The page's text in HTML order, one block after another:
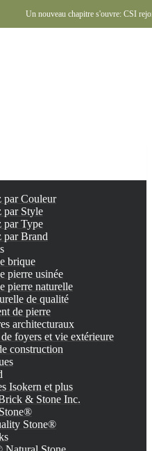
Un nouveau chapitre s'ouvre: CSI
par Couleur
par Style
par Type
par Brand
brique
pierre usinée
pierre naturelle
de qualité
de pierre
architecturaux
de foyers et vie extérieure
construction
Isokern et plus
& Stone Inc.
Stone®